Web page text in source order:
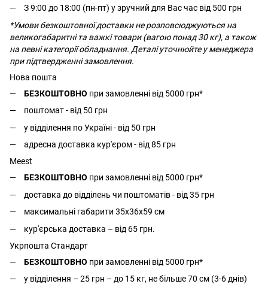
З 9:00 до 18:00 (пн-пт) у зручний для Вас час від 500 грн
*Умови безкоштовної доставки не розповсюджуються на
великогабаритні та важкі товари (вагою понад 30 кг), а також
на певні категорії обладнання. Деталі уточнюйте у менеджера
при підтвердженні замовлення.
Нова пошта
БЕЗКОШТОВНО при замовленні від 5000 грн*
поштомат - від 50 грн
у відділення по Україні - від 50 грн
адресна доставка кур'єром - від 85 грн
Meest
БЕЗКОШТОВНО при замовленні від 5000 грн*
доставка до відділень чи поштоматів - від 35 грн
максимальні габарити 35x36x59 см
кур'єрська доставка – від 65 грн.
Укрпошта Стандарт
БЕЗКОШТОВНО при замовленні від 5000 грн*
у відділення – 25 грн – до 15 кг, не більше 70 см (3-6 днів)